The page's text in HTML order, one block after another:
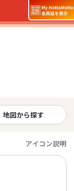
地図から探す
アイコン説明